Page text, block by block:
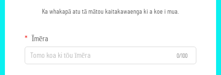
Ka whakapā atu tā mātou kaitakawaenga ki a koe i mua.
Īmēra
0/100